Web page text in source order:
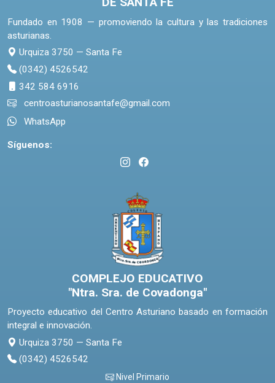
Fundado en 1908 — promoviendo la cultura y las tradiciones
asturianas.
Urquiza 3750 — Santa Fe
(0342) 4526542
342 584 6916
centroasturianosantafe@gmail.com
WhatsApp
Síguenos:
COMPLEJO EDUCATIVO
"Ntra. Sra. de Covadonga"
Proyecto educativo del Centro Asturiano basado en formación
integral e innovación.
Urquiza 3750 — Santa Fe
(0342) 4526542
Nivel Primario